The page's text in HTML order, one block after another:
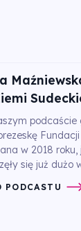
w 2018
się już dużo
PODCASTU